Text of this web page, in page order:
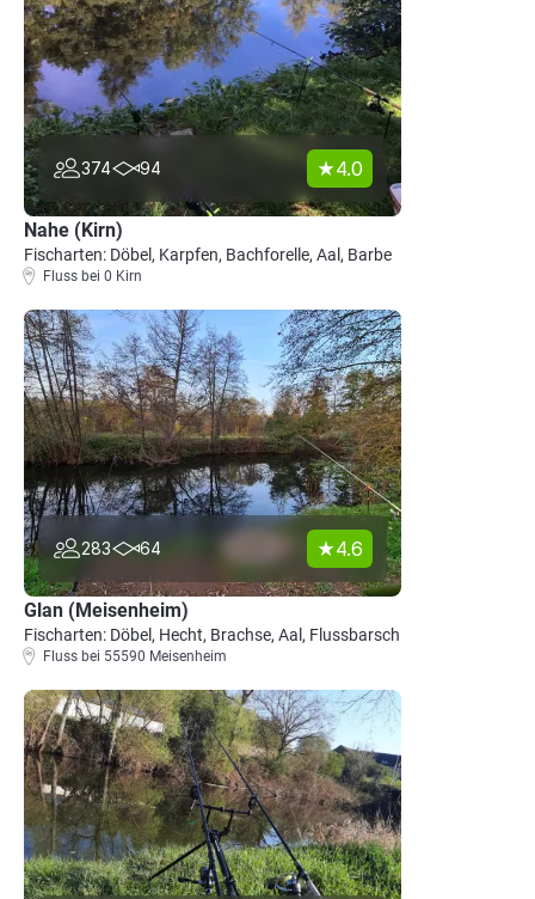
374 94 4.0
Nahe (Kirn)
Fischarten: Döbel, Karpfen, Bachforelle, Aal, Barbe
Fluss bei 0 Kirn
283 64 4.6
Glan (Meisenheim)
Fischarten: Döbel, Hecht, Brachse, Aal, Flussbarsch
Fluss bei 55590 Meisenheim